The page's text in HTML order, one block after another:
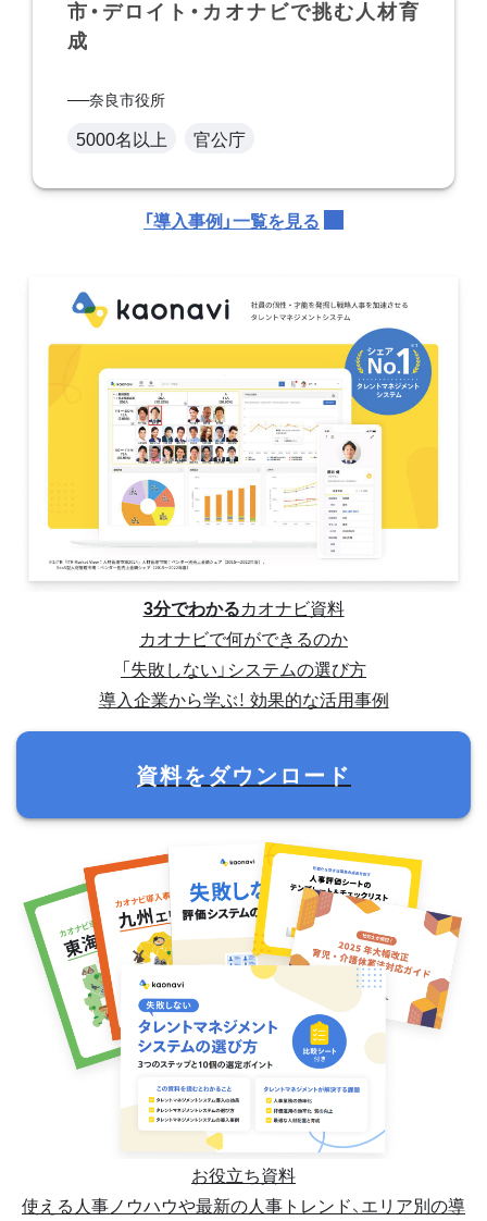
市・デロイト・カオナビで挑む人材育
成
奈良市役所
5000名以上 官公庁
「導入事例」一覧を見る
3分でわかるカオナビ資料
カオナビで何ができるのか
「失敗しない」システムの選び方
導入企業から学ぶ！ 効果的な活用事例
資料をダウンロード
お役立ち資料
使える人事ノウハウや最新の人事トレンド、エリア別の導